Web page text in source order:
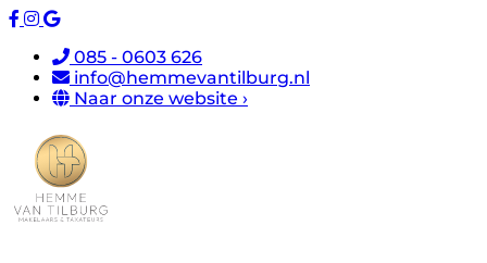
085 - 0603 626
info@hemmevantilburg.nl
Naar onze website ›